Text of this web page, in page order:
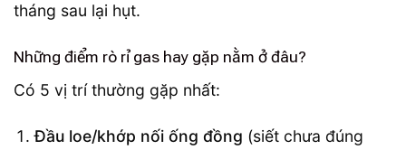
tháng sau lại hụt.
Những điểm rò rỉ gas hay gặp nằm ở đâu?
Có 5 vị trí thường gặp nhất:
Đầu loe/khớp nối ống đồng (siết chưa đúng